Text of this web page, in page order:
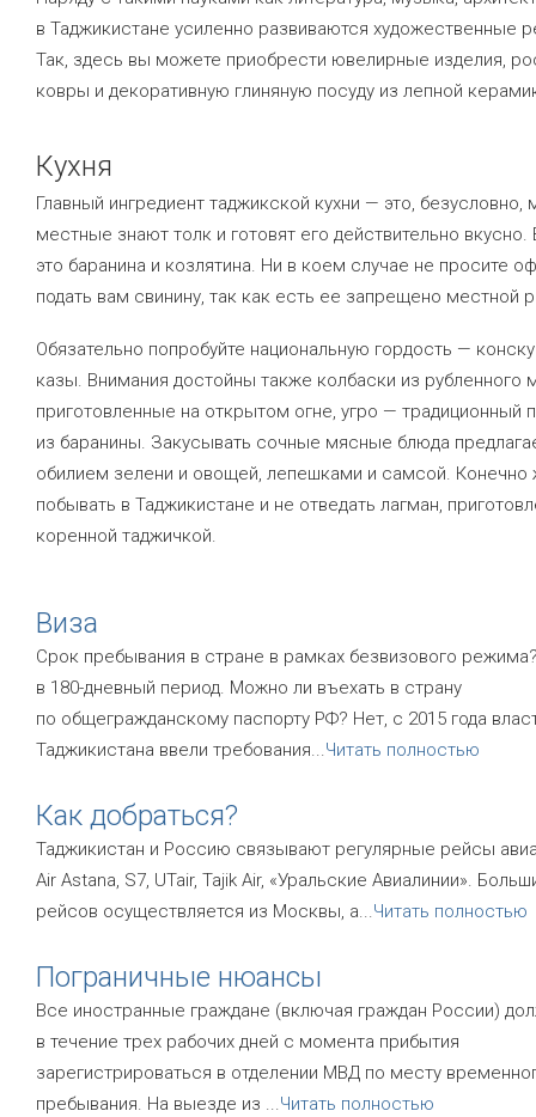
в Таджикистане усиленно развиваются художественные
Так, здесь вы можете приобрести ювелирные изделия,
ковры и декоративную глиняную посуду из лепной
Кухня
Главный ингредиент таджикской кухни — это,
местные знают толк и готовят его действительно
это баранина и козлятина. Ни в коем случае не просите
подать вам свинину, так как есть ее запрещено местной
Обязательно попробуйте национальную гордость —
казы. Внимания достойны также колбаски из рубленного
приготовленные на открытом огне, угро — традиционный
из баранины. Закусывать сочные мясные блюда
обилием зелени и овощей, лепешками и самсой. Конечно
побывать в Таджикистане и не отведать лагман,
коренной таджичкой.
Виза
Срок пребывания в стране в рамках безвизового
в 180-дневный период. Можно ли въехать в страну
по общегражданскому паспорту РФ? Нет, с 2015 года
Таджикистана ввели требования...Читать полностью
Как добраться?
Таджикистан и Россию связывают регулярные рейсы
Air Astana, S7, UTair, Tajik Air, «Уральские Авиалинии».
рейсов осуществляется из Москвы, а...Читать полностью
Пограничные нюансы
Все иностранные граждане (включая граждан России)
в течение трех рабочих дней с момента прибытия
зарегистрироваться в отделении МВД по месту
пребывания. На выезде из ...Читать полностью